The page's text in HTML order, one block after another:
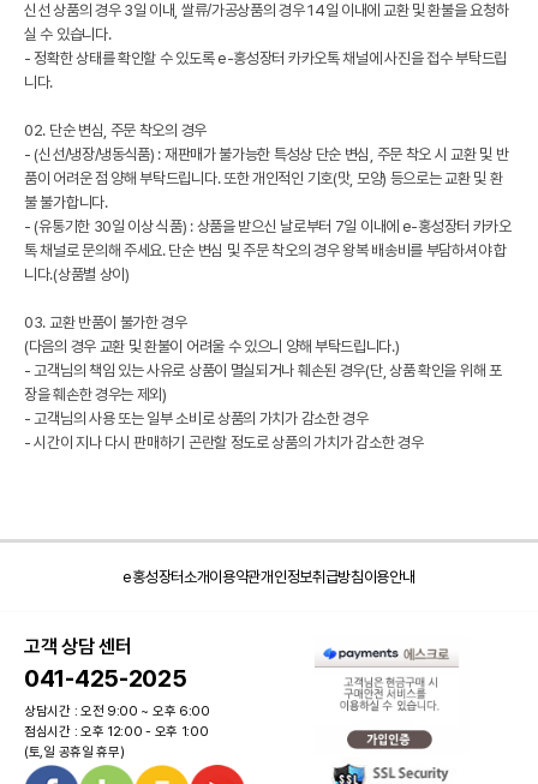
신선 상품의 경우 3일 이내, 쌀류/가공상품의 경우 14일 이내에 교환 및 환불을 요청하
실 수 있습니다.
- 정확한 상태를 확인할 수 있도록 e-홍성장터 카카오톡 채널에 사진을 접수 부탁드립
니다.
02. 단순 변심, 주문 착오의 경우
- (신선/냉장/냉동식품) : 재판매가 불가능한 특성상 단순 변심, 주문 착오 시 교환 및 반
품이 어려운 점 양해 부탁드립니다. 또한 개인적인 기호(맛, 모양) 등으로는 교환 및 환
불 불가합니다.
- (유통기한 30일 이상 식품) : 상품을 받으신 날로부터 7일 이내에 e-홍성장터 카카오
톡 채널로 문의해 주세요. 단순 변심 및 주문 착오의 경우 왕복 배송비를 부담하셔야 합
니다.(상품별 상이)
03. 교환 반품이 불가한 경우
(다음의 경우 교환 및 환불이 어려울 수 있으니 양해 부탁드립니다.)
- 고객님의 책임 있는 사유로 상품이 멸실되거나 훼손된 경우(단, 상품 확인을 위해 포
장을 훼손한 경우는 제외)
- 고객님의 사용 또는 일부 소비로 상품의 가치가 감소한 경우
- 시간이 지나 다시 판매하기 곤란할 정도로 상품의 가치가 감소한 경우
e홍성장터소개이용약관개인정보취급방침이용안내
고객 상담 센터
041-425-2025
상담시간 : 오전 9:00 ~ 오후 6:00
점심시간 : 오후 12:00 - 오후 1:00
(토,일 공휴일 휴무)